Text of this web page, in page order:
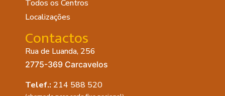
Todos os Centros
Localizações
Contactos
Rua de Luanda, 256
2775-369 Carcavelos
Telef.: 214 588 520